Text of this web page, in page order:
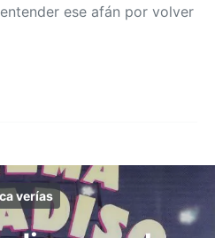
ese afán por volver
verías